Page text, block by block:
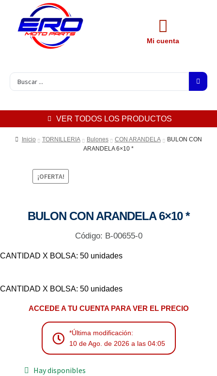
Mi cuenta
VER TODOS LOS PRODUCTOS
Inicio TORNILLERIA Bulones CON ARANDELA
BULON CON
ARANDELA 6×10 *
¡OFERTA!
BULON CON ARANDELA 6×10 *
Código: B-00655-0
CANTIDAD X BOLSA: 50 unidades
CANTIDAD X BOLSA: 50 unidades
ACCEDE A TU CUENTA PARA VER EL PRECIO
*Última modificación:
10 de Ago. de 2026 a las 04:05
Hay disponibles